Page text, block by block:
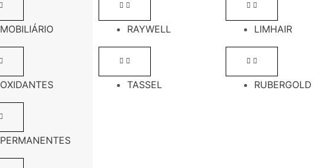
MOBILIÁRIO
OXIDANTES
PERMANENTES
RAYWELL
TASSEL
LIMHAIR
RUBERGOLD